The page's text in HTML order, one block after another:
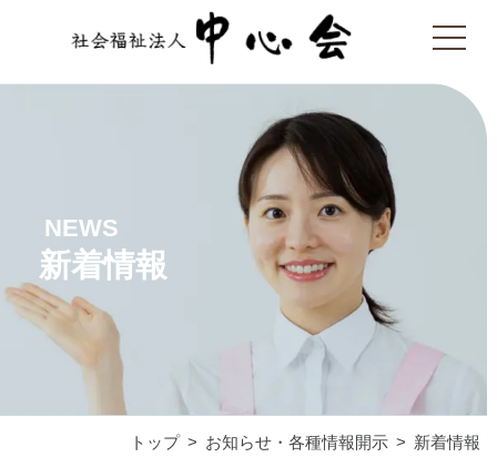
NEWS
新着情報
トップ お知らせ・各種情報開示 新着情報